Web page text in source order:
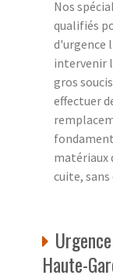
Nos
qualifiés
d'urgence
intervenir
gros
effectuer
matériaux
cuite,
Haute-